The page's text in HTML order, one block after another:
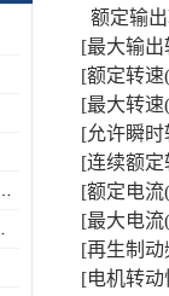
额定输
[最大输出
[额定转速
[最大转速
[允许瞬时
[连续额定
[额定电流
[最大电流
[再生制动
[电机转动